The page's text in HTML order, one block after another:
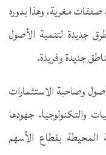
مغرية، وهذا بدوره
جديدة لتنمية الأصول
جديدة وفريدة.
وصاحبة الاستثمارات
والتكنولوجيا، جهودها
المحيطة بقطاع الأسهم